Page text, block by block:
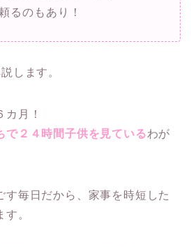
るのもあり！
します。
カ月！
で２４時間子供を見ているわが
す毎日だから、家事を時短した
。